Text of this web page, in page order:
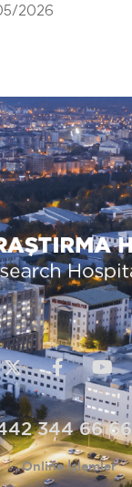
2026
344 66 66
Online İşlemler